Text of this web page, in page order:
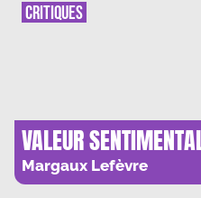
VALEUR
RANCOEURS
Margaux Lefèvre
CRITIQUES